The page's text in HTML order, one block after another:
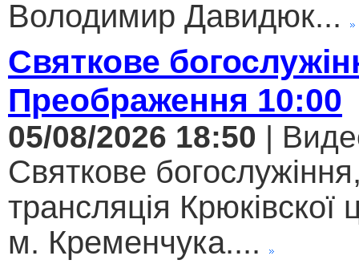
Володимир Давидюк...
Святкове
Преображення 10:00
05/08/2026 18:50 |
Святкове
трансляція
м. Кременчука....